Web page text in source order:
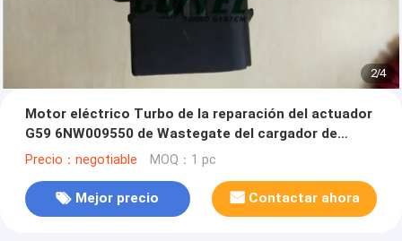
2/4
Motor eléctrico Turbo de la reparación del actuador
G59 6NW009550 de Wastegate del cargador de
Turbo
Precio：negotiable MOQ：1 pc
Mejor precio Contactar ahora